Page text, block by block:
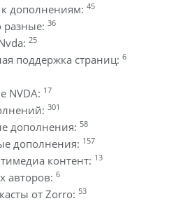
дополнениям: 45
разные: 36
25
поддержка страниц: 6
NVDA: 17
301
дополнения: 58
дополнения: 157
контент: 13
авторов: 6
от Zorro: 53